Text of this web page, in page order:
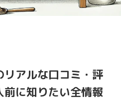
アルな口コミ・評
に知りたい全情報